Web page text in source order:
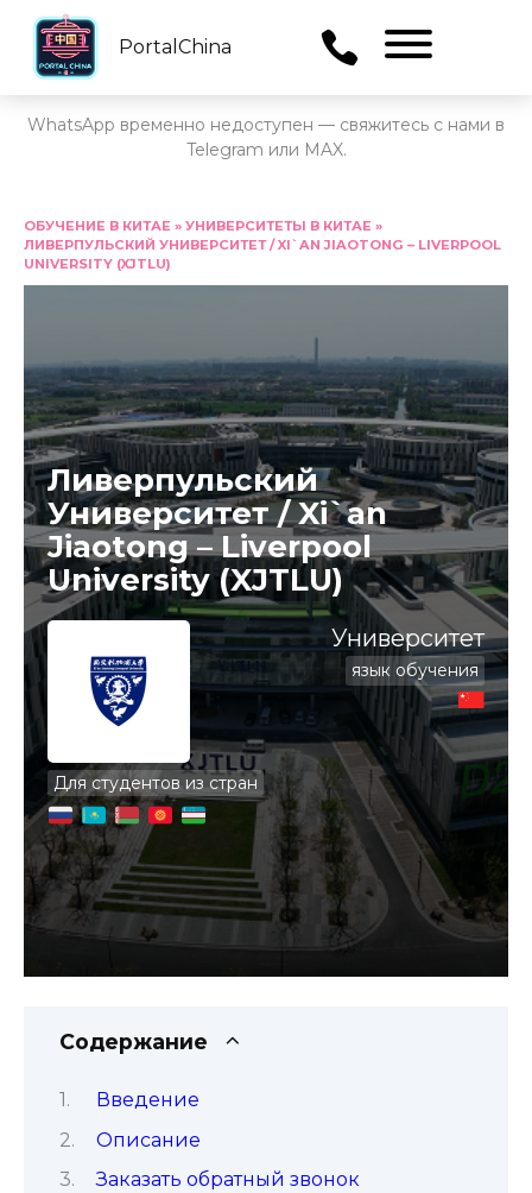
PortalChina
WhatsApp временно недоступен — свяжитесь с нами в
Telegram или MAX.
содержанию
ОБУЧЕНИЕ В КИТАЕ » УНИВЕРСИТЕТЫ В КИТАЕ »
ЛИВЕРПУЛЬСКИЙ УНИВЕРСИТЕТ / XI`AN JIAOTONG – LIVERPOOL
UNIVERSITY (XJTLU)
Ливерпульский
Университет / Xi`an
Jiaotong – Liverpool
University (XJTLU)
Для студентов из стран
Университет
язык обучения
Содержание
Введение
Описание
Заказать обратный звонок